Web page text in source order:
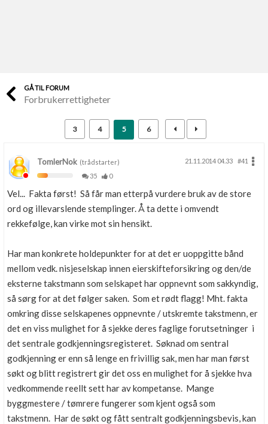
Finn håndverkere
Skaff dokumentasjon som mangler
Kundeservice
Få svar på det du lurer på
Se din bolig? Klikk her
Boligmappa+
Få mer ut av Boligmappa
Nytt
GÅ TIL FORUM
Forbrukerrettigheter
3 4 5 6
TomlerNok (trådstarter) 21.11.2014 04.33
#41
35
0
Vel... Fakta først! Så får man etterpå vurdere bruk av de store
ord og illevarslende stemplinger. Å ta dette i omvendt
rekkefølge, kan virke mot sin hensikt.
Har man konkrete holdepunkter for at det er uoppgitte bånd
mellom vedk. nisjeselskap innen eierskifteforsikring og den/de
eksterne takstmann som selskapet har oppnevnt som sakkyndig,
så sørg for at det følger saken. Som et rødt flagg! Mht. fakta
omkring disse selskapenes oppnevnte / utskremte takstmenn, er
det en viss mulighet for å sjekke deres faglige forutsetninger i
det sentrale godkjenningsregisteret. Søknad om sentral
godkjenning er enn så lenge en frivillig sak, men har man først
søkt og blitt registrert gir det oss en mulighet for å sjekke hva
vedkommende reellt sett har av kompetanse. Mange
byggmestere / tømrere fungerer som kjent også som
takstmenn. Har de søkt og fått sentralt godkjenningsbevis, kan